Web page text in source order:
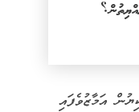
އަމާޒުވެފައި